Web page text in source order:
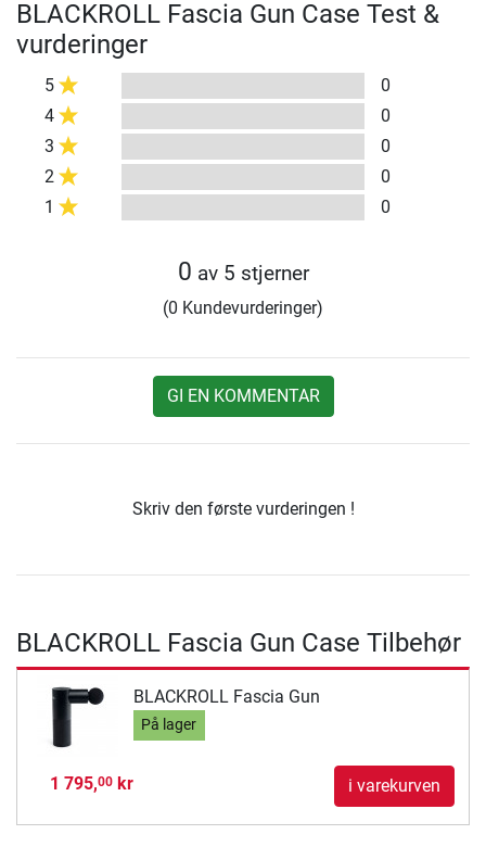
BLACKROLL Fascia Gun Case Test &
vurderinger
5
0
4
0
3
0
2
0
1
0
0 av 5 stjerner
(0 Kundevurderinger)
GI EN KOMMENTAR
Skriv den første vurderingen !
BLACKROLL Fascia Gun Case Tilbehør
BLACKROLL Fascia Gun
På lager
1 795,00kr i varekurven